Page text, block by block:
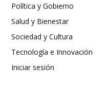
Política y Gobierno
Salud y Bienestar
Sociedad y Cultura
Tecnología e Innovación
Iniciar sesión